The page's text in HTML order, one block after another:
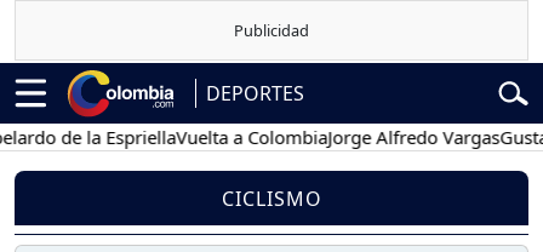
DEPORTES
la EspriellaVuelta a ColombiaJorge Alfredo Vargas Gustavo
CICLISMO